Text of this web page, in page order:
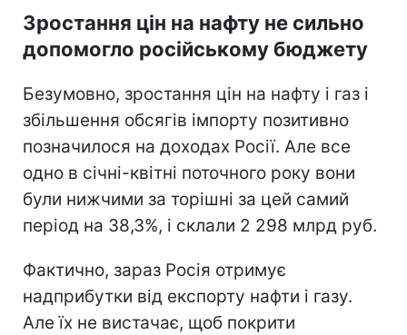
Зростання цін на нафту не сильно
допомогло російському бюджету
Безумовно, зростання цін на нафту і газ і
збільшення обсягів імпорту позитивно
позначилося на доходах Росії. Але все
одно в січні-квітні поточного року вони
були нижчими за торішні за цей самий
період на 38,3%, і склали 2 298 млрд руб.
Фактично, зараз Росія отримує
надприбутки від експорту нафти і газу.
Але їх не вистачає, щоб покрити